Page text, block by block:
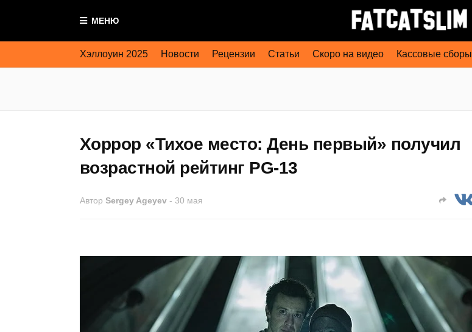
МЕНЮ
Хэллоуин 2025 Новости Рецензии Статьи Скоро на видео Кассовые сборы
Хоррор «Тихое место: День первый» получил
возрастной рейтинг PG-13
Автор Sergey Ageyev - 30 мая